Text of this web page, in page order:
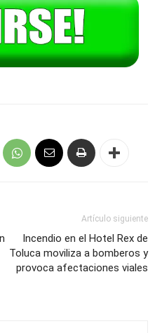
Artículo siguiente
Incendio en el Hotel Rex de
Toluca moviliza a bomberos y
provoca afectaciones viales